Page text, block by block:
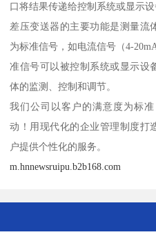
口将结果传递给控制系统或显示设
差压变送器的主要功能是测量流
为标准信号，如电流信号（4-
准信号可以被控制系统或显示设
体的监测、控制和调节。
我们公司以客户的满意度为标
动！用现代化的企业管理制度打
户提供个性化的服务。
m.hnnewsruipu.b2b168.com